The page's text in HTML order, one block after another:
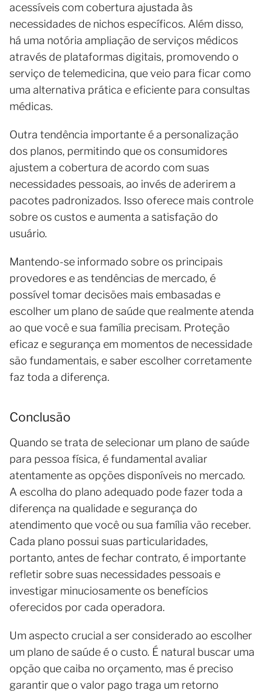
acessíveis com cobertura ajustada às
necessidades de nichos específicos. Além disso,
há uma notória ampliação de serviços médicos
através de plataformas digitais, promovendo o
serviço de telemedicina, que veio para ficar como
uma alternativa prática e eficiente para consultas
médicas.
Outra tendência importante é a personalização
dos planos, permitindo que os consumidores
ajustem a cobertura de acordo com suas
necessidades pessoais, ao invés de aderirem a
pacotes padronizados. Isso oferece mais controle
sobre os custos e aumenta a satisfação do
usuário.
Mantendo-se informado sobre os principais
provedores e as tendências de mercado, é
possível tomar decisões mais embasadas e
escolher um plano de saúde que realmente atenda
ao que você e sua família precisam. Proteção
eficaz e segurança em momentos de necessidade
são fundamentais, e saber escolher corretamente
faz toda a diferença.
Conclusão
Quando se trata de selecionar um plano de saúde
para pessoa física, é fundamental avaliar
atentamente as opções disponíveis no mercado.
A escolha do plano adequado pode fazer toda a
diferença na qualidade e segurança do
atendimento que você ou sua família vão receber.
Cada plano possui suas particularidades,
portanto, antes de fechar contrato, é importante
refletir sobre suas necessidades pessoais e
investigar minuciosamente os benefícios
oferecidos por cada operadora.
Um aspecto crucial a ser considerado ao escolher
um plano de saúde é o custo. É natural buscar uma
opção que caiba no orçamento, mas é preciso
garantir que o valor pago traga um retorno